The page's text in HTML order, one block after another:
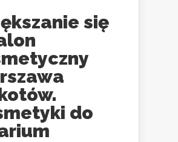
się
do